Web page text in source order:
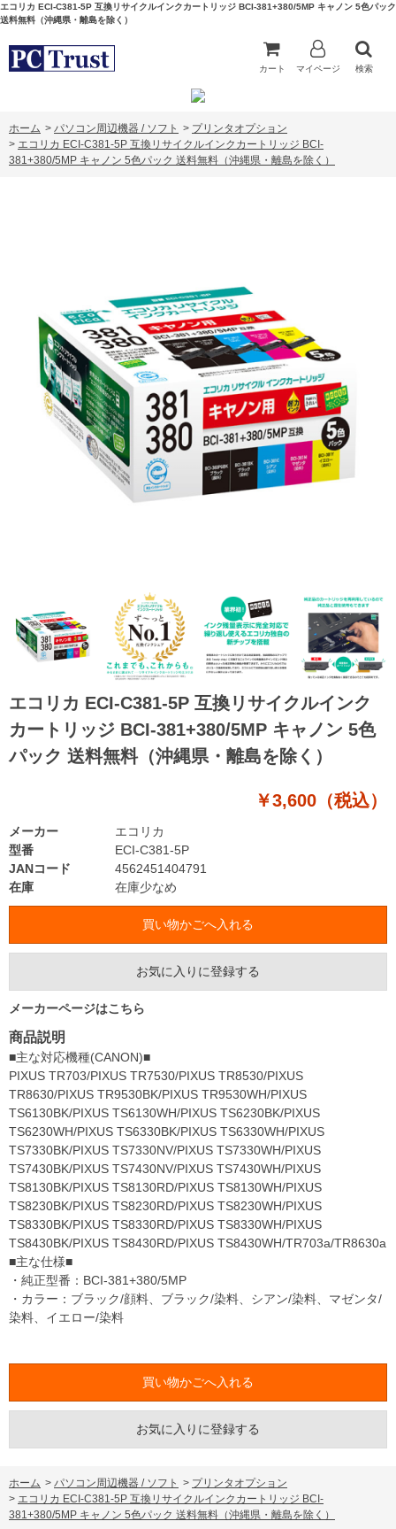
エコリカ ECI-C381-5P 互換リサイクルインクカートリッジ BCI-381+380/5MP キャノン 5色パック
送料無料（沖縄県・離島を除く）
カート マイページ 検索
ホーム > パソコン周辺機器 / ソフト > プリンタオプション
> エコリカ ECI-C381-5P 互換リサイクルインクカートリッジ BCI-
381+380/5MP キャノン 5色パック 送料無料（沖縄県・離島を除く）
エコリカ ECI-C381-5P 互換リサイクルインク
カートリッジ BCI-381+380/5MP キャノン 5色
パック 送料無料（沖縄県・離島を除く）
￥3,600（税込）
型番
ECI-C381-5P
JANコード
4562451404791
在庫
在庫少なめ
メーカー エコリカ
お気に入りに登録する
メーカーページはこちら
商品説明
■主な対応機種(CANON)■
PIXUS TR703/PIXUS TR7530/PIXUS TR8530/PIXUS
TR8630/PIXUS TR9530BK/PIXUS TR9530WH/PIXUS
TS6130BK/PIXUS TS6130WH/PIXUS TS6230BK/PIXUS
TS6230WH/PIXUS TS6330BK/PIXUS TS6330WH/PIXUS
TS7330BK/PIXUS TS7330NV/PIXUS TS7330WH/PIXUS
TS7430BK/PIXUS TS7430NV/PIXUS TS7430WH/PIXUS
TS8130BK/PIXUS TS8130RD/PIXUS TS8130WH/PIXUS
TS8230BK/PIXUS TS8230RD/PIXUS TS8230WH/PIXUS
TS8330BK/PIXUS TS8330RD/PIXUS TS8330WH/PIXUS
TS8430BK/PIXUS TS8430RD/PIXUS TS8430WH/TR703a/TR8630a
■主な仕様■
・純正型番：BCI-381+380/5MP
・カラー：ブラック/顔料、ブラック/染料、シアン/染料、マゼンタ/
染料、イエロー/染料
お気に入りに登録する
ホーム > パソコン周辺機器 / ソフト > プリンタオプション
> エコリカ ECI-C381-5P 互換リサイクルインクカートリッジ BCI-
381+380/5MP キャノン 5色パック 送料無料（沖縄県・離島を除く）